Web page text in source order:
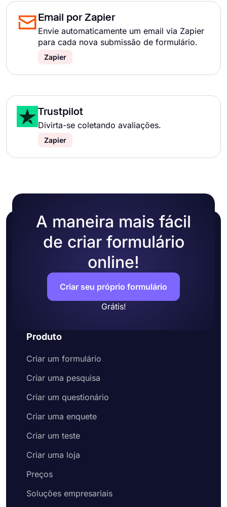
Email por Zapier
Envie automaticamente um email via Zapier
para cada nova submissão de formulário.
Zapier
Trustpilot
Divirta-se coletando avaliações.
Zapier
A maneira mais fácil
de criar formulário
online!
Criar seu próprio formulário
Grátis!
Produto
Criar um formulário
Criar uma pesquisa
Criar um questionário
Criar uma enquete
Criar um teste
Criar uma loja
Preços
Soluções empresariais